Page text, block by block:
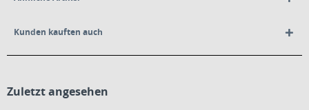
Kunden kauften auch
Zuletzt angesehen